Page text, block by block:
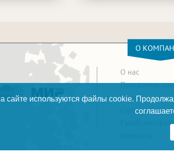
О
О нас
Программа
Новости
Статьи
Судебная
сайте используются файлы cookie.